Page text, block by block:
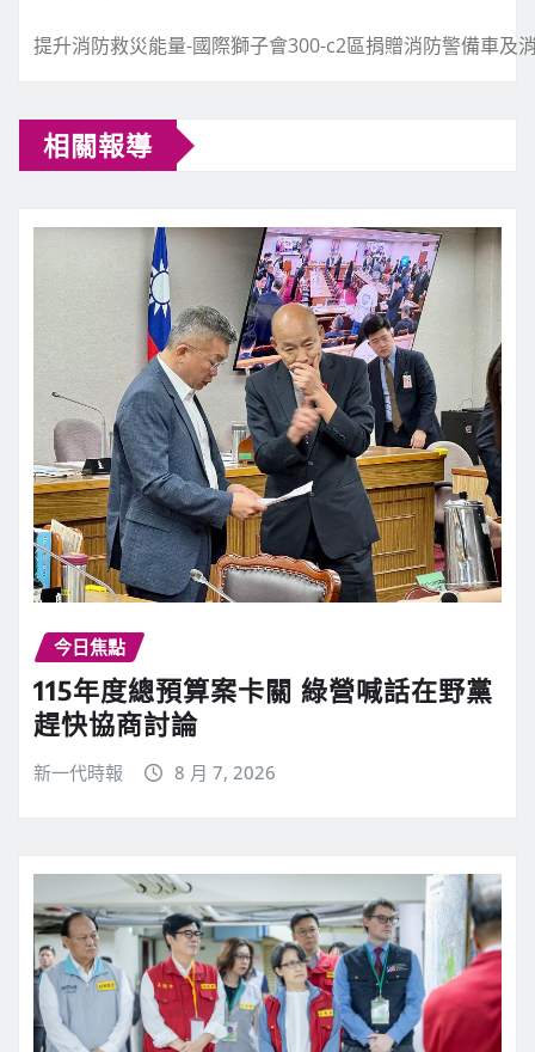
提升消防救災能量-國際獅子會300-c2區捐贈消防警備車及
相關報導
今日焦點
115年度總預算案卡關 綠營喊話在野黨
趕快協商討論
新一代時報 8 月 7, 2026